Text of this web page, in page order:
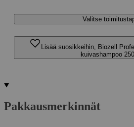
Valitse
Lisää suosikkeihin, Biozell
kuivashampoo
Pakkausmerkinnät